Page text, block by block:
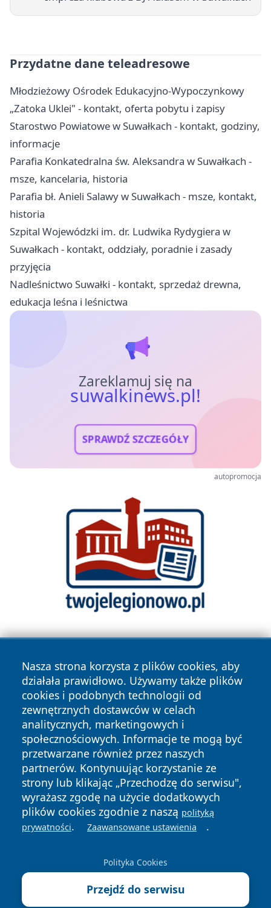
Przydatne dane teleadresowe
Młodzieżowy Ośrodek Edukacyjno-Wypoczynkowy
„Zatoka Uklei" - kontakt, oferta pobytu i zapisy
Starostwo Powiatowe w Suwałkach - kontakt, godziny,
informacje
Parafia Konkatedralna św. Aleksandra w Suwałkach -
msze, kancelaria, historia
Parafia bł. Anieli Salawy w Suwałkach - msze, kontakt,
historia
Szpital Wojewódzki im. dr. Ludwika Rydygiera w
Suwałkach - kontakt, oddziały, poradnie i zasady
przyjęcia
Nadleśnictwo Suwałki - kontakt, sprzedaż drewna,
edukacja leśna i leśnictwa
Zareklamuj się na
suwalkinews.pl!
SPRAWDŹ SZCZEGÓŁY
autopromocja
Nasza strona korzysta z plików cookies, aby
działała prawidłowo. Używamy także plików
cookies i podobnych technologii od
zewnętrznych dostawców w celach
analitycznych, marketingowych i
społecznościowych. Informacje te mogą być
przetwarzane również przez naszych
partnerów. Kontynuując korzystanie ze
strony lub klikając „Przechodzę do serwisu",
wyrażasz zgodę na użycie dodatkowych
plików cookies zgodnie z naszą polityką
prywatności. Zaawansowane ustawienia .
Polityka Cookies
Przejdź do serwisu
Copyright © 2026 suwalkinews.pl Wszystkie prawa
zastrzeżone.
News Autorzy
Polityka
Prywatności
Polityka
Cookies